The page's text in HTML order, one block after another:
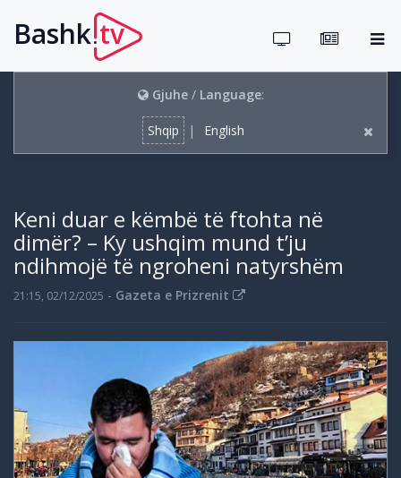
Bashk.tv
Gjuhe/ Language:
Shqip | English
Keni duar e këmbë të ftohta në
dimër? – Ky ushqim mund t’ju
ndihmojë të ngroheni natyrshëm
21:15, 02/12/2025 - Gazeta e Prizrenit